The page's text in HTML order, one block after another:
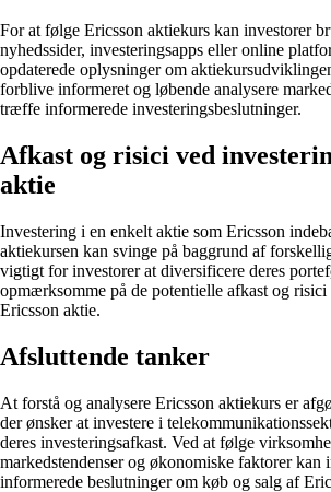
For at følge Ericsson aktiekurs kan investorer
nyhedssider, investeringsapps eller online
opdaterede oplysninger om
forblive informeret og løbende analysere
træffe informerede investeringsbeslutninger.
Afkast og risici ved
aktie
Investering i en enkelt aktie som Ericsson
aktiekursen kan svinge på baggrund af
vigtigt for investorer at diversificere deres
opmærksomme på de potentielle afkast og
Ericsson aktie.
Afsluttende tanker
At forstå og analysere Ericsson aktiekurs er
der ønsker at investere i
deres investeringsafkast. Ved at følge
markedstendenser og økonomiske faktorer kan
informerede beslutninger om køb og salg af